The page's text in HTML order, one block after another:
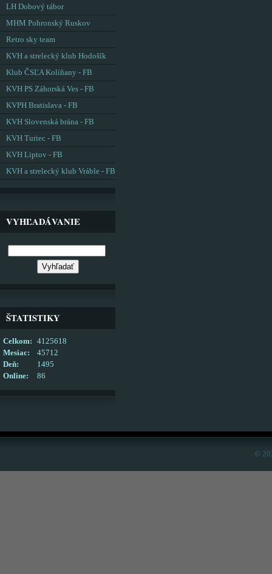
LH Dobový tábor
MHM Pohronský Ruskov
Retro sky team
KVH a strelecký klub Hodošík
Klub ČSĽA Kolíňany - FB
KVH PS Záhorská Ves - FB
KVPH Bratislava - FB
KVH Slovenská brána - FB
KVH Turiec - FB
KVH Liptov - FB
KVH a strelecký klub Vráble - FB
VYHĽADÁVANIE
ŠTATISTIKY
Online: 86
Celkom:
4125618
Mesiac:
45712
Deň:
1495
©